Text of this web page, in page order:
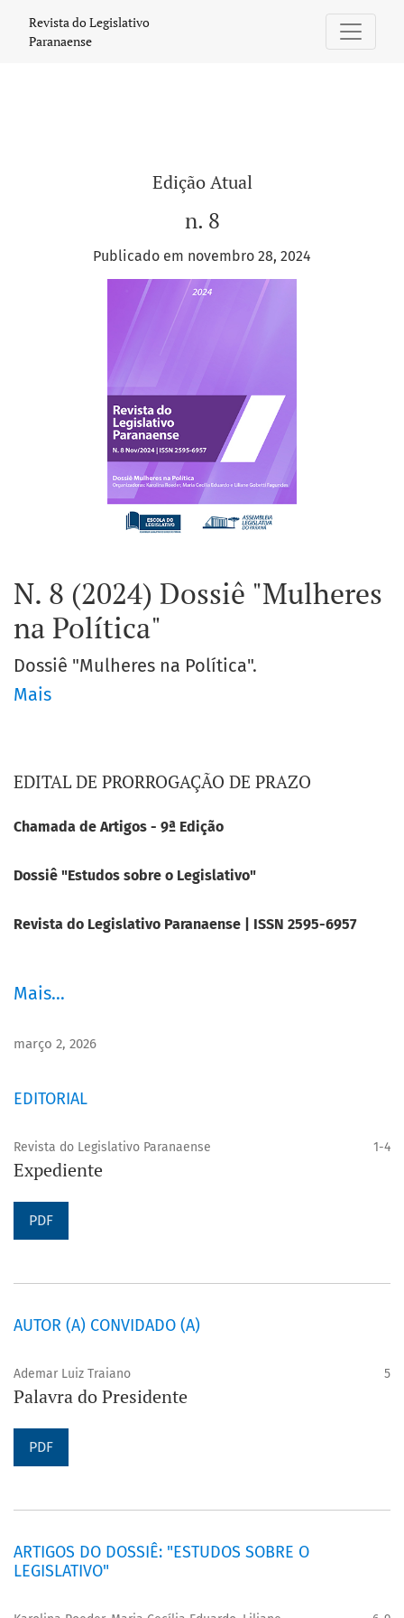
Revista do Legislativo Paranaense
Revista do Legislativo
Paranaense
Edição Atual
n. 8
Publicado em novembro 28, 2024
N. 8 (2024) Dossiê "Mulheres
na Política"
Dossiê "Mulheres na Política".
Mais
Anúncios
EDITAL DE PRORROGAÇÃO DE PRAZO
Chamada de Artigos - 9ª Edição
Dossiê "Estudos sobre o Legislativo"
Revista do Legislativo Paranaense | ISSN 2595-6957
Mais…
março 2, 2026
EDITORIAL
Revista do Legislativo Paranaense 1-4
Expediente
PDF
AUTOR (A) CONVIDADO (A)
Ademar Luiz Traiano 5
Palavra do Presidente
PDF
ARTIGOS DO DOSSIÊ: "ESTUDOS SOBRE O
LEGISLATIVO"